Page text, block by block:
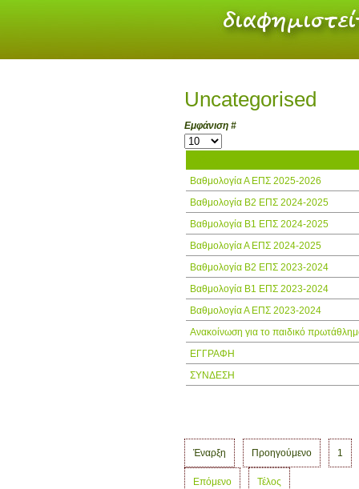
Uncategorised
Εμφάνιση #
Βαθμολογία Α ΕΠΣ 2025-2026
Βαθμολογία Β2 ΕΠΣ 2024-2025
Βαθμολογία Β1 ΕΠΣ 2024-2025
Βαθμολογία Α ΕΠΣ 2024-2025
Βαθμολογία Β2 ΕΠΣ 2023-2024
Βαθμολογία Β1 ΕΠΣ 2023-2024
Βαθμολογία Α ΕΠΣ 2023-2024
Ανακοίνωση για το παιδικό
ΕΓΓΡΑΦΗ
ΣΥΝΔΕΣΗ
Έναρξη Προηγούμενο 1
Επόμενο Τέλος